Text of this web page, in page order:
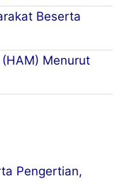
Beserta
Menurut
Pengertian,